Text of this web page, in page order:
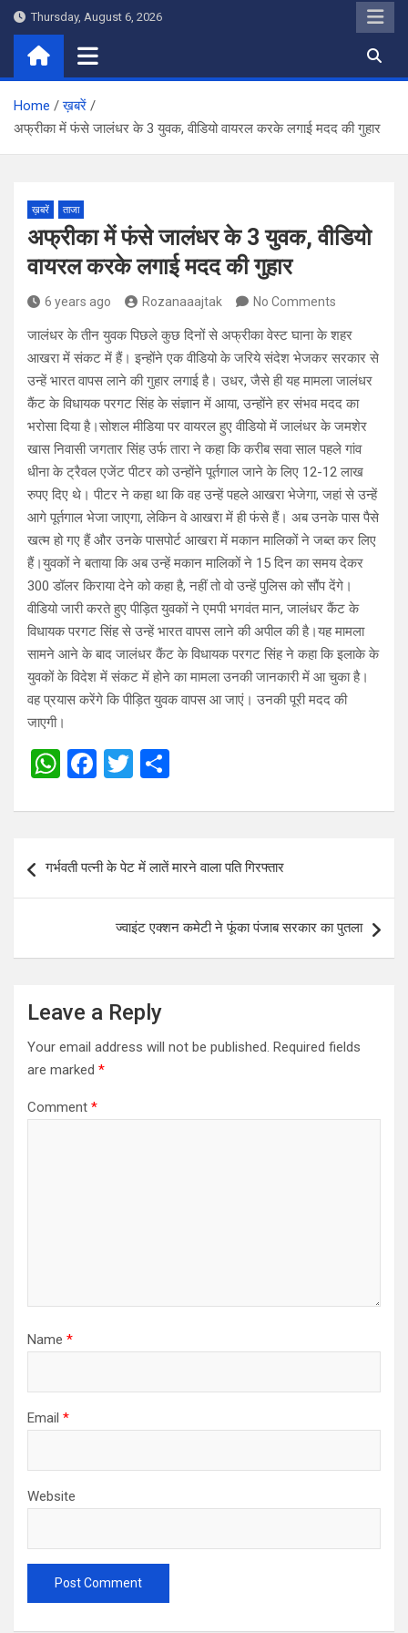
Skip
content
Thursday, August 6, 2026
Home
ख़बरें
अफ्रीका में फंसे जालंधर के 3 युवक, वीडियो वायरल करके लगाई मदद की गुहार
ख़बरें ताजा
अफ्रीका में फंसे जालंधर के 3 युवक, वीडियो
वायरल करके लगाई मदद की गुहार
6 years ago Rozanaaajtak No Comments
जालंधर के तीन युवक पिछले कुछ दिनों से अफ्रीका वेस्ट घाना के शहर
आखरा में संकट में हैं। इन्होंने एक वीडियो के जरिये संदेश भेजकर सरकार से
उन्हें भारत वापस लाने की गुहार लगाई है। उधर, जैसे ही यह मामला जालंधर
कैंट के विधायक परगट सिंह के संज्ञान में आया, उन्होंने हर संभव मदद का
भरोसा दिया है।सोशल मीडिया पर वायरल हुए वीडियो में जालंधर के जमशेर
खास निवासी जगतार सिंह उर्फ तारा ने कहा कि करीब सवा साल पहले गांव
धीना के ट्रैवल एजेंट पीटर को उन्होंने पूर्तगाल जाने के लिए 12-12 लाख
रुपए दिए थे। पीटर ने कहा था कि वह उन्हें पहले आखरा भेजेगा, जहां से उन्हें
आगे पूर्तगाल भेजा जाएगा, लेकिन वे आखरा में ही फंसे हैं। अब उनके पास पैसे
खत्म हो गए हैं और उनके पासपोर्ट आखरा में मकान मालिकों ने जब्त कर लिए
हैं।युवकों ने बताया कि अब उन्हें मकान मालिकों ने 15 दिन का समय देकर
300 डॉलर किराया देने को कहा है, नहीं तो वो उन्हें पुलिस को सौंप देंगे।
वीडियो जारी करते हुए पीड़ित युवकों ने एमपी भगवंत मान, जालंधर कैंट के
विधायक परगट सिंह से उन्हें भारत वापस लाने की अपील की है।यह मामला
सामने आने के बाद जालंधर कैंट के विधायक परगट सिंह ने कहा कि इलाके के
युवकों के विदेश में संकट में होने का मामला उनकी जानकारी में आ चुका है।
वह प्रयास करेंगे कि पीड़ित युवक वापस आ जाएं। उनकी पूरी मदद की
जाएगी।
W
at
s
A
p
F
ce
b
o
o
T
tt
er
ar
navigation
गर्भवती पत्नी के पेट में लातें मारने वाला पति गिरफ्तार
ज्वाइंट एक्शन कमेटी ने फूंका पंजाब सरकार का पुतला
Leave a Reply
Your email address will not be published. Required fields
are marked *
Comment *
Name *
Email *
Website